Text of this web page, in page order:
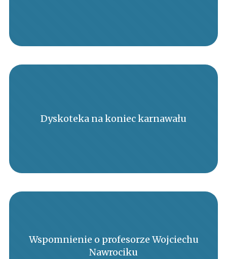
Dyskoteka na koniec karnawału
Wspomnienie o profesorze Wojciechu
Nawrociku